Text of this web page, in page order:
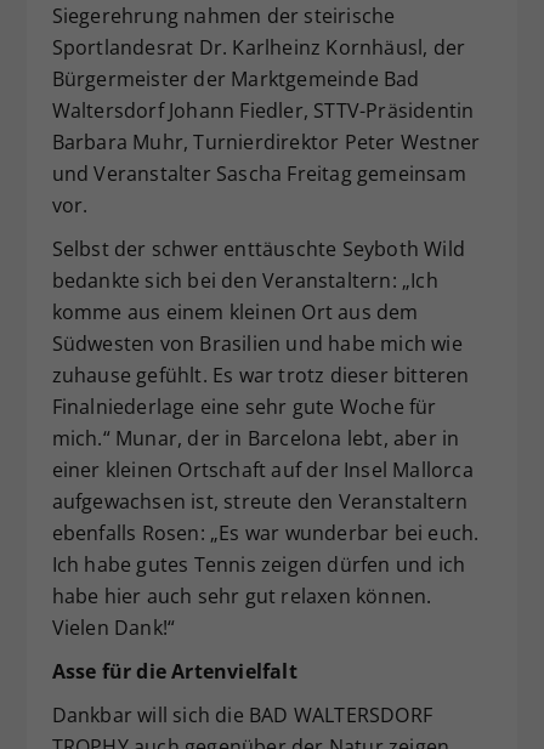
Siegerehrung nahmen der steirische
Sportlandesrat Dr. Karlheinz Kornhäusl, der
Bürgermeister der Marktgemeinde Bad
Waltersdorf Johann Fiedler, STTV-Präsidentin
Barbara Muhr, Turnierdirektor Peter Westner
und Veranstalter Sascha Freitag gemeinsam
vor.
Selbst der schwer enttäuschte Seyboth Wild
bedankte sich bei den Veranstaltern: „Ich
komme aus einem kleinen Ort aus dem
Südwesten von Brasilien und habe mich wie
zuhause gefühlt. Es war trotz dieser bitteren
Finalniederlage eine sehr gute Woche für
mich.“ Munar, der in Barcelona lebt, aber in
einer kleinen Ortschaft auf der Insel Mallorca
aufgewachsen ist, streute den Veranstaltern
ebenfalls Rosen: „Es war wunderbar bei euch.
Ich habe gutes Tennis zeigen dürfen und ich
habe hier auch sehr gut relaxen können.
Vielen Dank!“
Asse für die Artenvielfalt
Dankbar will sich die BAD WALTERSDORF